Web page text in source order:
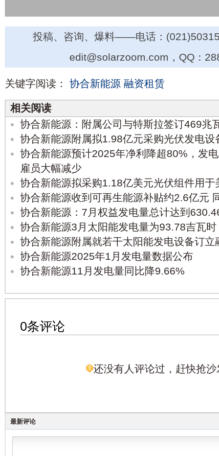
投稿、咨询、爆料——电话：
edit@solarzoom.com，QQ：
关键字阅读： 协合新能源 融资租赁
相关阅读
协合新能源：附属公司与特斯拉签订469兆
协合新能源附属拟1.98亿元采购光伏发电设
协合新能源预计2025年净利降超80%，发
雇员大幅减少
协合新能源拟采购1.18亿美元光伏组件用于
协合新能源收到可再生能源补贴约2.6亿元
协合新能源：7月权益发电量总计达到
协合新能源3月太阳能发电量为93.78吉瓦
协合新能源附属就若干太阳能发电设备订立
协合新能源2025年1月发电量数据公布
协合新能源11月发电量同比降9.66%
0条评论
还没有人评论过，赶快抢沙
最新评论